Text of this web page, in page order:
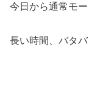
今日から通常モー
長い時間、バタ